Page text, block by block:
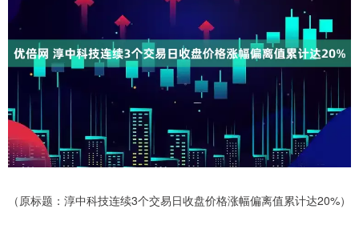
（原标题：淳中科技连续3个交易日收盘价格涨幅偏离值累计达20%）